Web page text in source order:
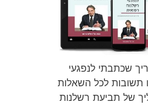
שכתבתי לנפגעי
תשובות לכל השאלות
של תביעת רשלנות